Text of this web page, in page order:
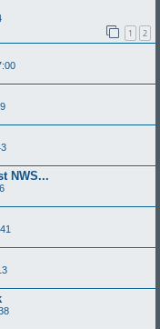
1 2
NWS...